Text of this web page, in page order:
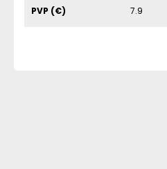
PVP (€) 7.9